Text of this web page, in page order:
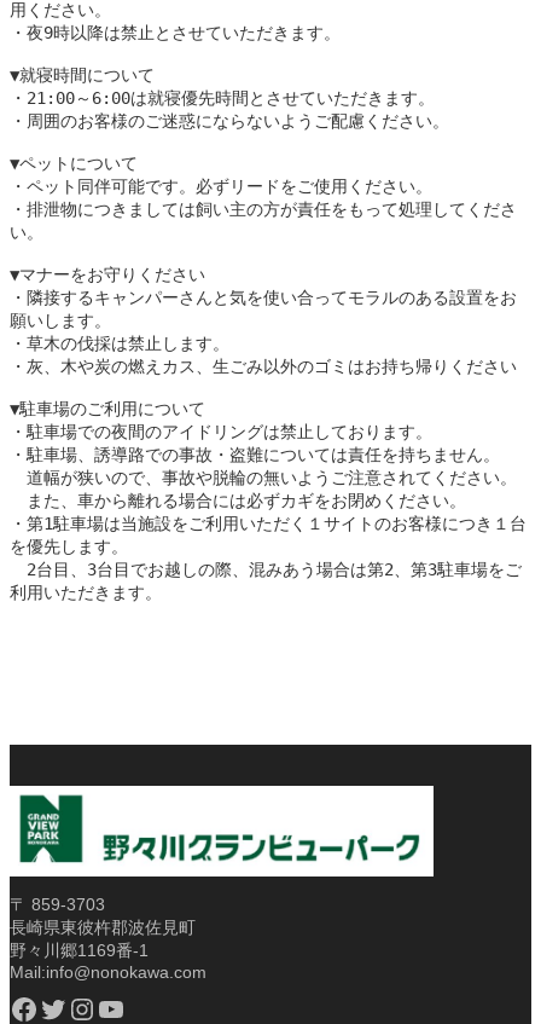
用ください。
・夜9時以降は禁止とさせていただきます。
▼就寝時間について
・21:00～6:00は就寝優先時間とさせていただきます。
・周囲のお客様のご迷惑にならないようご配慮ください。
▼ペットについて
・ペット同伴可能です。必ずリードをご使用ください。
・排泄物につきましては飼い主の方が責任をもって処理してくださ
い。
▼マナーをお守りください
・隣接するキャンパーさんと気を使い合ってモラルのある設置をお
願いします。
・草木の伐採は禁止します。
・灰、木や炭の燃えカス、生ごみ以外のゴミはお持ち帰りください
▼駐車場のご利用について
・駐車場での夜間のアイドリングは禁止しております。
・駐車場、誘導路での事故・盗難については責任を持ちません。
道幅が狭いので、事故や脱輪の無いようご注意されてください。
また、車から離れる場合には必ずカギをお閉めください。
・第1駐車場は当施設をご利用いただく１サイトのお客様につき１台
を優先します。
2台目、3台目でお越しの際、混みあう場合は第2、第3駐車場をご
利用いただきます。
〒 859-3703
長崎県東彼杵郡波佐見町
野々川郷1169番-1
Mail:info@nonokawa.com
Facebook Twitter Instagram YouTube